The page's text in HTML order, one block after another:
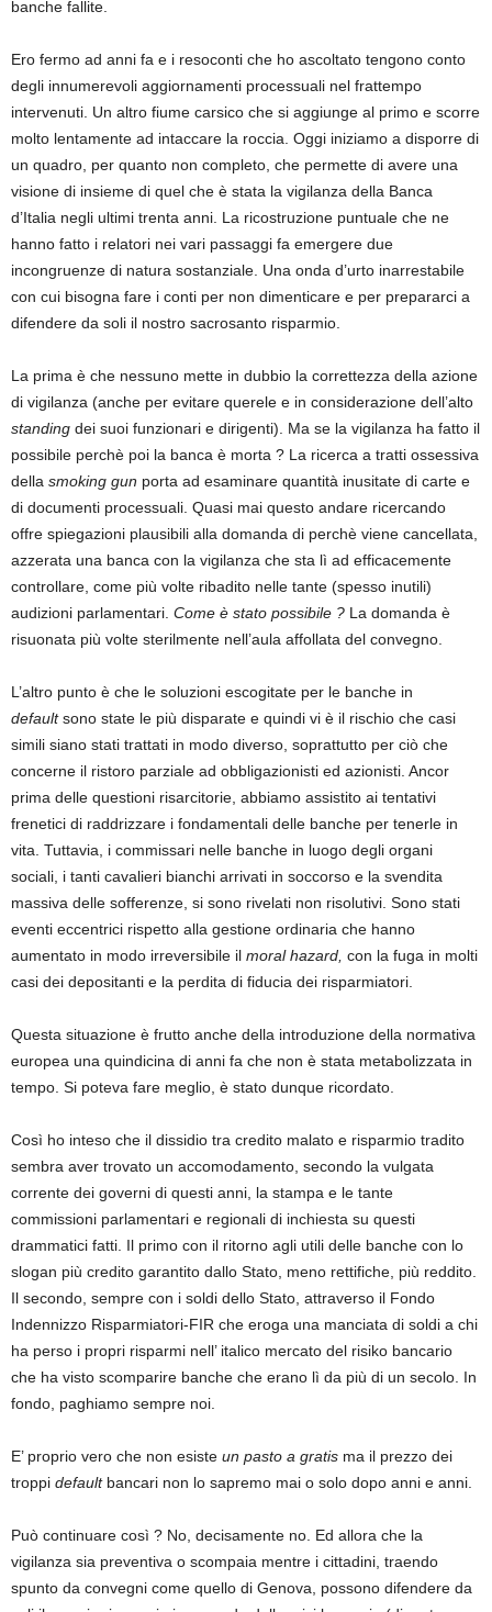
banche fallite.
Ero fermo ad anni fa e i resoconti che ho ascoltato tengono conto
degli innumerevoli aggiornamenti processuali nel frattempo
intervenuti. Un altro fiume carsico che si aggiunge al primo e scorre
molto lentamente ad intaccare la roccia. Oggi iniziamo a disporre di
un quadro, per quanto non completo, che permette di avere una
visione di insieme di quel che è stata la vigilanza della Banca
d’Italia negli ultimi trenta anni. La ricostruzione puntuale che ne
hanno fatto i relatori nei vari passaggi fa emergere due
incongruenze di natura sostanziale. Una onda d’urto inarrestabile
con cui bisogna fare i conti per non dimenticare e per prepararci a
difendere da soli il nostro sacrosanto risparmio.
La prima è che nessuno mette in dubbio la correttezza della azione
di vigilanza (anche per evitare querele e in considerazione dell’alto
standing dei suoi funzionari e dirigenti). Ma se la vigilanza ha fatto il
possibile perchè poi la banca è morta ? La ricerca a tratti ossessiva
della smoking gun porta ad esaminare quantità inusitate di carte e
di documenti processuali. Quasi mai questo andare ricercando
offre spiegazioni plausibili alla domanda di perchè viene cancellata,
azzerata una banca con la vigilanza che sta lì ad efficacemente
controllare, come più volte ribadito nelle tante (spesso inutili)
audizioni parlamentari. Come è stato possibile ? La domanda è
risuonata più volte sterilmente nell’aula affollata del convegno.
L’altro punto è che le soluzioni escogitate per le banche in
defaultsono state le più disparate e quindi vi è il rischio che casi
simili siano stati trattati in modo diverso, soprattutto per ciò che
concerne il ristoro parziale ad obbligazionisti ed azionisti. Ancor
prima delle questioni risarcitorie, abbiamo assistito ai tentativi
frenetici di raddrizzare i fondamentali delle banche per tenerle in
vita. Tuttavia, i commissari nelle banche in luogo degli organi
sociali, i tanti cavalieri bianchi arrivati in soccorso e la svendita
massiva delle sofferenze, si sono rivelati non risolutivi. Sono stati
eventi eccentrici rispetto alla gestione ordinaria che hanno
aumentato in modo irreversibile il moral hazard, con la fuga in molti
casi dei depositanti e la perdita di fiducia dei risparmiatori.
Questa situazione è frutto anche della introduzione della normativa
europea una quindicina di anni fa che non è stata metabolizzata in
tempo. Si poteva fare meglio, è stato dunque ricordato.
Così ho inteso che il dissidio tra credito malato e risparmio tradito
sembra aver trovato un accomodamento, secondo la vulgata
corrente dei governi di questi anni, la stampa e le tante
commissioni parlamentari e regionali di inchiesta su questi
drammatici fatti. Il primo con il ritorno agli utili delle banche con lo
slogan più credito garantito dallo Stato, meno rettifiche, più reddito.
Il secondo, sempre con i soldi dello Stato, attraverso il Fondo
Indennizzo Risparmiatori-FIR che eroga una manciata di soldi a chi
ha perso i propri risparmi nell’ italico mercato del risiko bancario
che ha visto scomparire banche che erano lì da più di un secolo. In
fondo, paghiamo sempre noi.
E’ proprio vero che non esiste un pasto a gratis ma il prezzo dei
troppi default bancari non lo sapremo mai o solo dopo anni e anni.
Può continuare così ? No, decisamente no. Ed allora che la
vigilanza sia preventiva o scompaia mentre i cittadini, traendo
spunto da convegni come quello di Genova, possono difendere da